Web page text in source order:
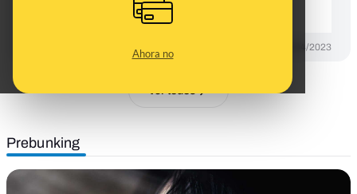
Ahora no
papel (o lo que sea) entre ellos
10/04/2023
Ver todos
Prebunking